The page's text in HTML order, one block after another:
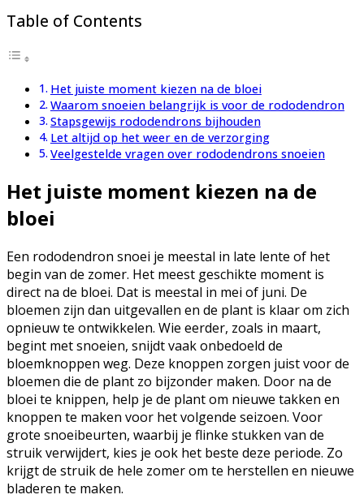
Table of Contents
Het juiste moment kiezen na de bloei
Waarom snoeien belangrijk is voor de rododendron
Stapsgewijs rododendrons bijhouden
Let altijd op het weer en de verzorging
Veelgestelde vragen over rododendrons snoeien
Het juiste moment kiezen na de
bloei
Een rododendron snoei je meestal in late lente of het
begin van de zomer. Het meest geschikte moment is
direct na de bloei. Dat is meestal in mei of juni. De
bloemen zijn dan uitgevallen en de plant is klaar om zich
opnieuw te ontwikkelen. Wie eerder, zoals in maart,
begint met snoeien, snijdt vaak onbedoeld de
bloemknoppen weg. Deze knoppen zorgen juist voor de
bloemen die de plant zo bijzonder maken. Door na de
bloei te knippen, help je de plant om nieuwe takken en
knoppen te maken voor het volgende seizoen. Voor
grote snoeibeurten, waarbij je flinke stukken van de
struik verwijdert, kies je ook het beste deze periode. Zo
krijgt de struik de hele zomer om te herstellen en nieuwe
bladeren te maken.